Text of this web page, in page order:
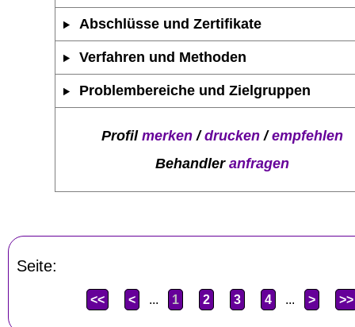
Abschlüsse und Zertifikate
Verfahren und Methoden
Problembereiche und Zielgruppen
Profil merken/drucken/empfehlen
Behandler anfragen
Seite:
<< < ... 1 2 3 4 ... > >>